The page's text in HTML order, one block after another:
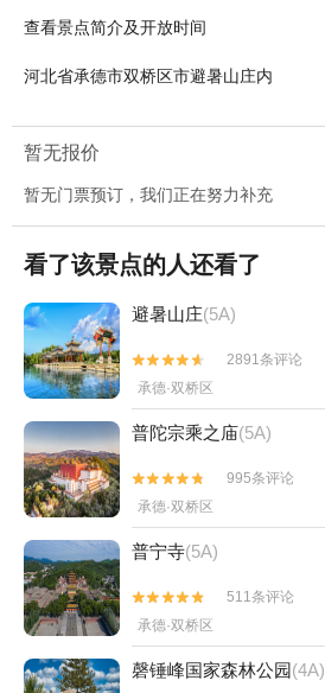
查看景点简介及开放时间
河北省承德市双桥区市避暑山庄内
暂无报价
暂无门票预订，我们正在努力补充
看了该景点的人还看了
避暑山庄(5A)


2891条评论
承德·双桥区
普陀宗乘之庙(5A)


995条评论
承德·双桥区
普宁寺(5A)


511条评论
承德·双桥区
磬锤峰国家森林公园(4A)